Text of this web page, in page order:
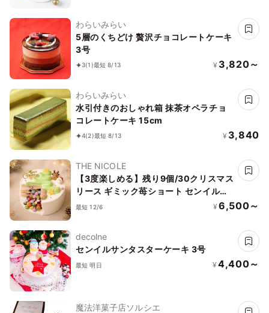
わらいみらい
5層のくちどけ 贅沢チョコレートケーキ
3号
3(1)最短 8/13 ¥ 3,820～
わらいみらい
水引付きのおしゃれ箱 抹茶オペラチョ
コレートケーキ 15cm
4(2)最短 8/13 ¥ 3,840
THE NICOLE
【3度楽しめる】残り9個/30クリスマス
リース ギミック苺ショート センイルケ
ーキ ４号 1２m
最短 12/6 ¥ 6,500～
decolne
センイルサンタスターケーキ 3号
最短 明日 ¥ 4,400～
魔法洋菓子店ソルシエ